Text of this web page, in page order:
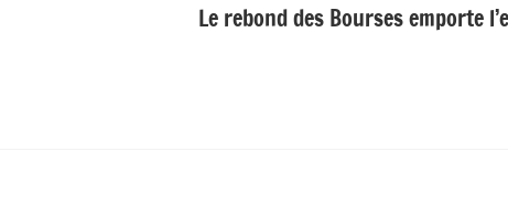
Le rebond des Bourses emporte